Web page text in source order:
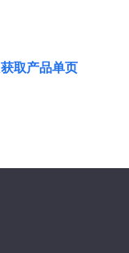
获取产品单页